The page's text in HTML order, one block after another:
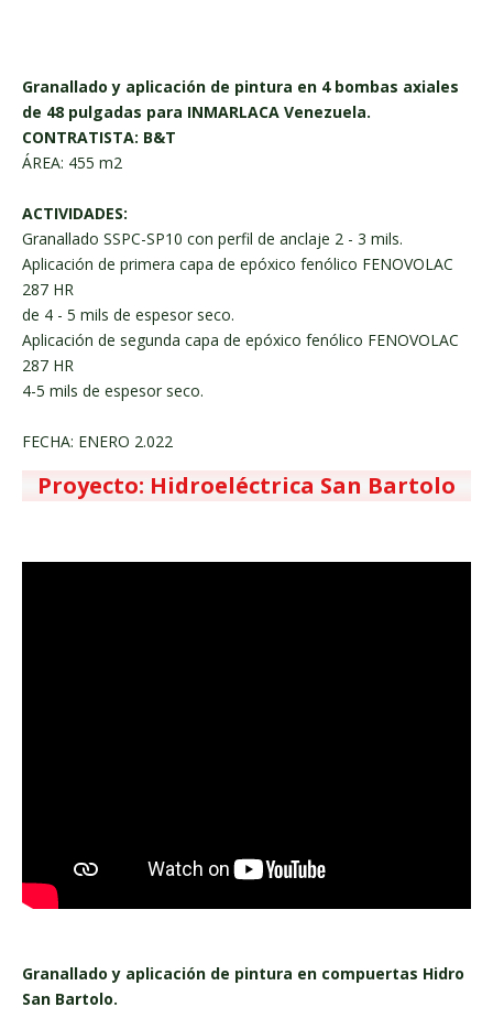
Granallado y aplicación de pintura en 4 bombas axiales
de 48 pulgadas para INMARLACA Venezuela.
CONTRATISTA: B&T
ÁREA: 455 m2
ACTIVIDADES:
Granallado SSPC-SP10 con perfil de anclaje 2 - 3 mils.
Aplicación de primera capa de epóxico fenólico FENOVOLAC
287 HR
de 4 - 5 mils de espesor seco.
Aplicación de segunda capa de epóxico fenólico FENOVOLAC
287 HR
4-5 mils de espesor seco.
FECHA: ENERO 2.022
Proyecto: Hidroeléctrica San Bartolo
Granallado y aplicación de pintura en compuertas Hidro
San Bartolo.